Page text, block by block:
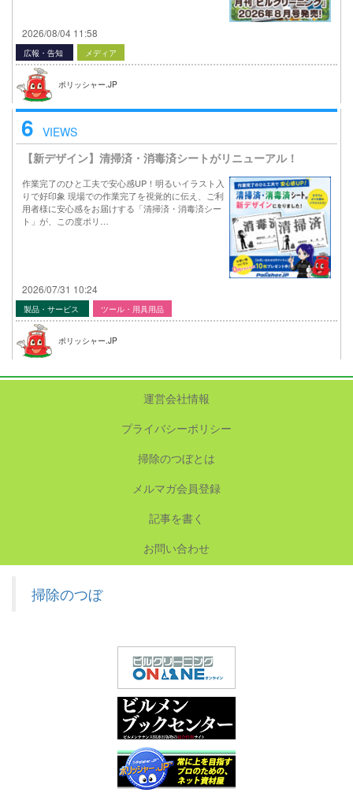
2026/08/04 11:58
広報・告知 メディア
ポリッシャー.JP
6 VIEWS
【新デザイン】清掃済・消毒済シートがリニューアル！
作業完了のひと工夫で安心感UP！明るいイラスト入
りで好印象 現場での作業完了を視覚的に伝え、ご利
用者様に安心感をお届けする「清掃済・消毒済シー
ト」が、この度ポリ…
2026/07/31 10:24
製品・サービス ツール・用具用品
ポリッシャー.JP
運営会社情報
プライバシーポリシー
掃除のつぼとは
メルマガ会員登録
記事を書く
お問い合わせ
掃除のつぼ